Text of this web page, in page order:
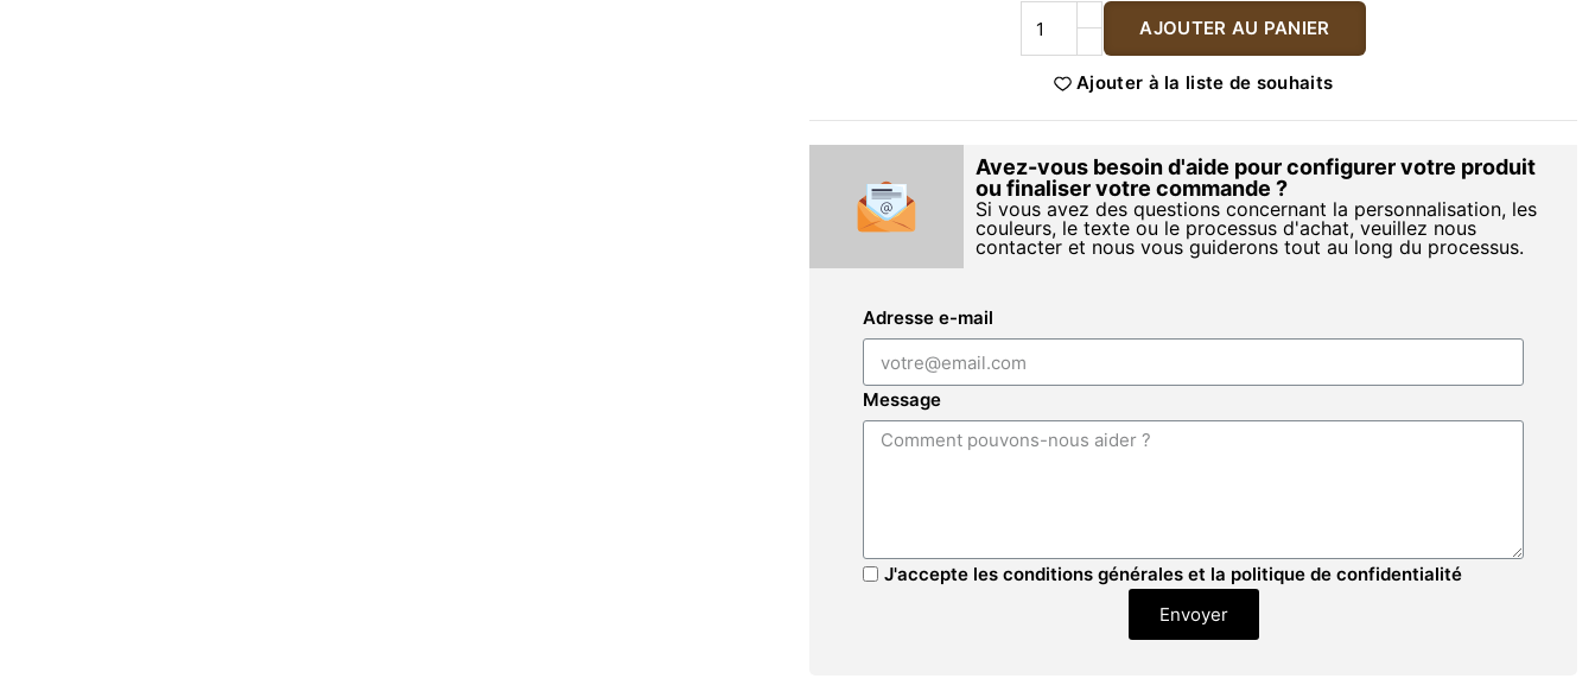
AJOUTER AU PANIER
Ajouter à la liste de souhaits
Avez-vous besoin d'aide pour configurer votre produit
ou finaliser votre commande ?
Si vous avez des questions concernant la personnalisation, les
couleurs, le texte ou le processus d'achat, veuillez nous
contacter et nous vous guiderons tout au long du processus.
Adresse e-mail
Message
J'accepte les conditions générales et la politique de confidentialité
Envoyer